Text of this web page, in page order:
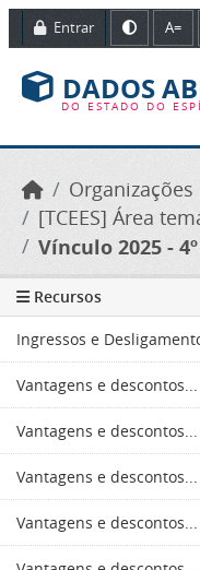
Ir para o conteúdo
Entrar A=
DADOS
DO ESTADO DO
Organizações
[TCEES] Área
Vínculo 2025 -
Recursos
Ingressos e
Vantagens e descontos...
Vantagens e descontos...
Vantagens e descontos...
Vantagens e descontos...